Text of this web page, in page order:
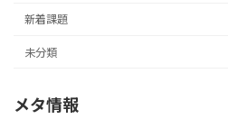
新着課題
未分類
メタ情報